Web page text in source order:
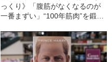
っくり》「腹筋がなくなるのが
一番まずい」“100年筋肉”を鍛え